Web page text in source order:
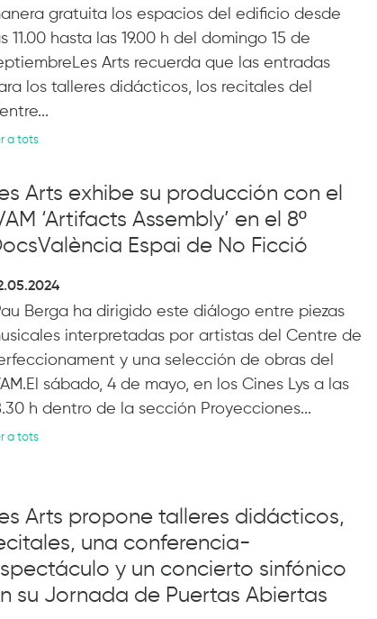
gratuita los espacios del edificio desde
11.00 hasta las 19.00 h del domingo 15 de
Arts recuerda que las entradas
los talleres didácticos, los recitales del
a tots
Arts exhibe su producción con el
‘Artifacts Assembly’ en el 8º
Espai de No Ficció
Berga ha dirigido este diálogo entre piezas
interpretadas por artistas del Centre de
y una selección de obras del
sábado, 4 de mayo, en los Cines Lys a las
h dentro de la sección Proyecciones...
a tots
Arts propone talleres didácticos,
una conferencia-
y un concierto sinfónico
su Jornada de Puertas Abiertas